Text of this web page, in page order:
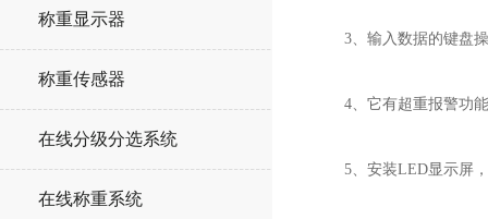
称重显示器
称重传感器
在线分级分选系统
在线称重系统
3、输入数据的键盘操
4、它有超重报警功能
5、安装LED显示屏，